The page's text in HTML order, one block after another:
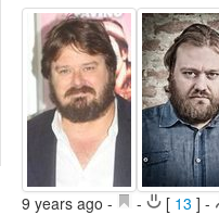
:LISTS
Edit
:ROOMS
Edit
Search
9 years ago - - [ 13 ] -